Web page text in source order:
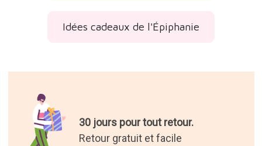
Idées cadeaux de l'Épiphanie
30 jours pour tout retour.
Retour gratuit et facile